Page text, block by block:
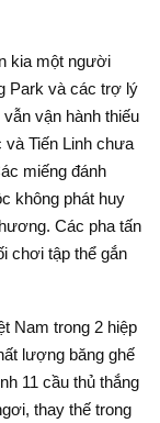
kia một người
Park và các trợ lý
vận hành thiếu
và Tiến Linh chưa
miếng đánh
không phát huy
Các pha tấn
chơi tập thể gắn
Nam trong 2 hiệp
lượng băng ghế
11 cầu thủ thắng
thay thế trong